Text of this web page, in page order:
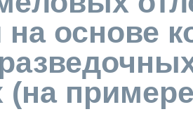
основе